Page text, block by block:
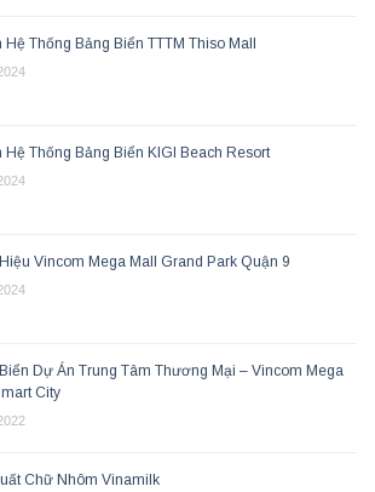
Hệ Thống Bảng Biển TTTM Thiso Mall
Hệ Thống Bảng Biển KIGI Beach Resort
Vincom Mega Mall Grand Park Quận 9
Dự Án Trung Tâm Thương Mại – Vincom Mega
City
Chữ Nhôm Vinamilk